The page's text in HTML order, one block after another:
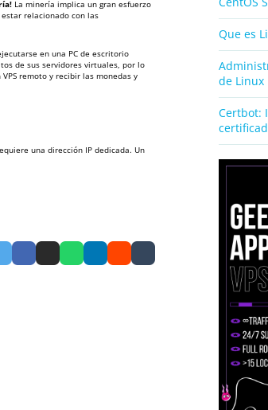
La minería implica un gran esfuerzo
relacionado con las
en una PC de escritorio
de sus servidores virtuales, por lo
remoto y recibir las monedas y
una dirección IP dedicada. Un
Que es
de Linux
Certbot: